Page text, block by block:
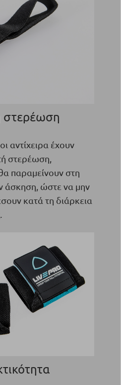
στερέωση
αντίχειρα έχουν
στερέωση,
παραμείνουν στη
άσκηση, ώστε να μην
κατά τη διάρκεια